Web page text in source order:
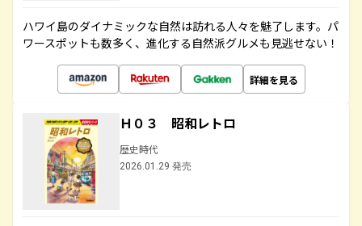
ハワイ島のダイナミックな自然は訪れる人々を魅了します。パ
ワースポットも数多く、進化する自然派グルメも見逃せない！
詳細を見る
Ｈ０３ 昭和レトロ
歴史時代
2026.01.29 発売